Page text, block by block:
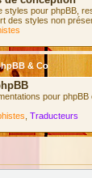
styles pour phpBB,
des styles non
& Co
pour phpBB
Traducteurs